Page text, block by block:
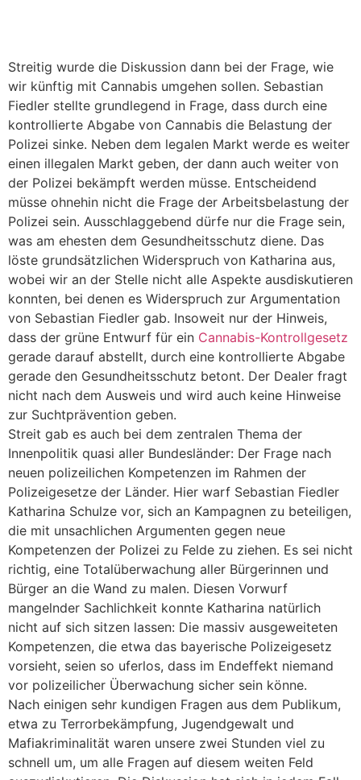
Streitig wurde die Diskussion dann bei der Frage, wie
wir künftig mit Cannabis umgehen sollen. Sebastian
Fiedler stellte grundlegend in Frage, dass durch eine
kontrollierte Abgabe von Cannabis die Belastung der
Polizei sinke. Neben dem legalen Markt werde es weiter
einen illegalen Markt geben, der dann auch weiter von
der Polizei bekämpft werden müsse. Entscheidend
müsse ohnehin nicht die Frage der Arbeitsbelastung der
Polizei sein. Ausschlaggebend dürfe nur die Frage sein,
was am ehesten dem Gesundheitsschutz diene. Das
löste grundsätzlichen Widerspruch von Katharina aus,
wobei wir an der Stelle nicht alle Aspekte ausdiskutieren
konnten, bei denen es Widerspruch zur Argumentation
von Sebastian Fiedler gab. Insoweit nur der Hinweis,
dass der grüne Entwurf für ein Cannabis-Kontrollgesetz
gerade darauf abstellt, durch eine kontrollierte Abgabe
gerade den Gesundheitsschutz betont. Der Dealer fragt
nicht nach dem Ausweis und wird auch keine Hinweise
zur Suchtprävention geben.
Streit gab es auch bei dem zentralen Thema der
Innenpolitik quasi aller Bundesländer: Der Frage nach
neuen polizeilichen Kompetenzen im Rahmen der
Polizeigesetze der Länder. Hier warf Sebastian Fiedler
Katharina Schulze vor, sich an Kampagnen zu beteiligen,
die mit unsachlichen Argumenten gegen neue
Kompetenzen der Polizei zu Felde zu ziehen. Es sei nicht
richtig, eine Totalüberwachung aller Bürgerinnen und
Bürger an die Wand zu malen. Diesen Vorwurf
mangelnder Sachlichkeit konnte Katharina natürlich
nicht auf sich sitzen lassen: Die massiv ausgeweiteten
Kompetenzen, die etwa das bayerische Polizeigesetz
vorsieht, seien so uferlos, dass im Endeffekt niemand
vor polizeilicher Überwachung sicher sein könne.
Nach einigen sehr kundigen Fragen aus dem Publikum,
etwa zu Terrorbekämpfung, Jugendgewalt und
Mafiakriminalität waren unsere zwei Stunden viel zu
schnell um, um alle Fragen auf diesem weiten Feld